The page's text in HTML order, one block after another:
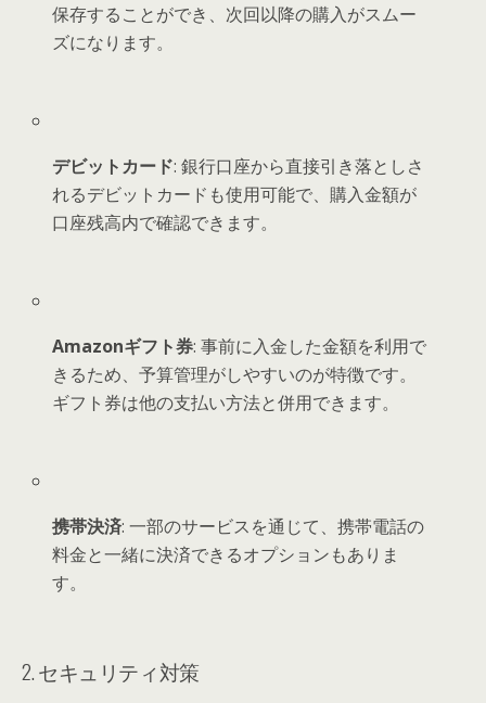
保存することができ、次回以降の購入がスムー
ズになります。
デビットカード: 銀行口座から直接引き落としさ
れるデビットカードも使用可能で、購入金額が
口座残高内で確認できます。
Amazonギフト券: 事前に入金した金額を利用で
きるため、予算管理がしやすいのが特徴です。
ギフト券は他の支払い方法と併用できます。
携帯決済: 一部のサービスを通じて、携帯電話の
料金と一緒に決済できるオプションもありま
す。
2. セキュリティ対策